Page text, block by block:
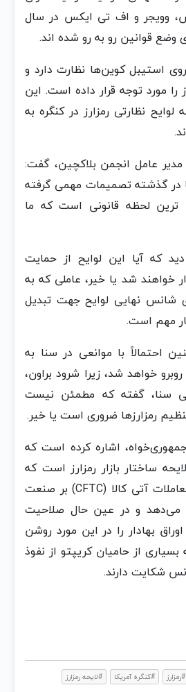
وویجر و اف تی ایکس در سال
وضع قوانین رو به رو شده اند.
استیبل کوین‌ها نظارت دارد و
را مورد توجه قرار داده است. این
نظارتی رمزارز در کنگره به
عامل انجمن بلاکچین، گفت:
در گذشته تصمیمات مهمی گرفته
ترین لحظه قانونی است که ما
که آیا این لوایح از حمایت
خواهند شد یا خیر، عاملی که به
شانس نهایی لوایح جهت تبدیل
مهم است.
احتمالاً با موانعی در سنا به
خواهد شد، زیرا شرود براون،
سنا، گفته که مطمئن نیست
رمزارزها ضروری است یا خیر.
اشاره کرده است که
ساختار بازار رمزارز است که
نظارت کمیسیون معاملات آتی کالا (CFTC) بر صنعت
می‌دهد و در عین حال صلاحیت
بهادار را در این مورد روشن
از حامیان کریپتو از نفوذ
شکایت دارند.
#رمزارز #کنگره آمریکا #لایحه رمزارز